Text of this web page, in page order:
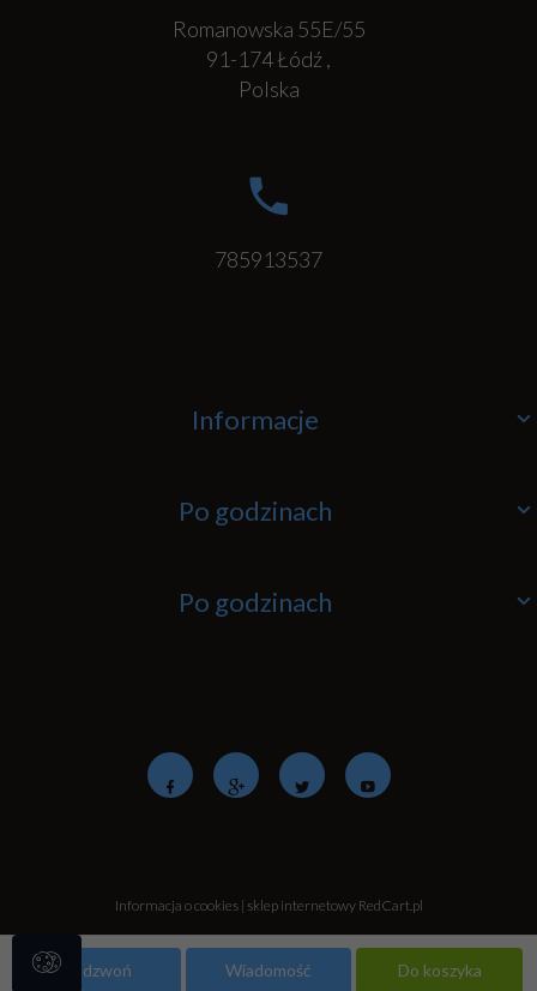
Zadzwoń Wiadomość Do koszyka
Romanowska 55E/55
91-174Łódź,
Polska
785913537
Informacje
Po godzinach
Po godzinach
Informacja o cookies| sklep internetowyRedCart.pl